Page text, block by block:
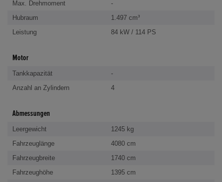
Max. Drehmoment
-
Hubraum
1.497 cm³
Leistung
84 kW / 114 PS
Motor
Tankkapazität
-
Anzahl an Zylindern
4
Abmessungen
Leergewicht
1245 kg
Fahrzeuglänge
4080 cm
Fahrzeugbreite
1740 cm
Fahrzeughöhe
1395 cm